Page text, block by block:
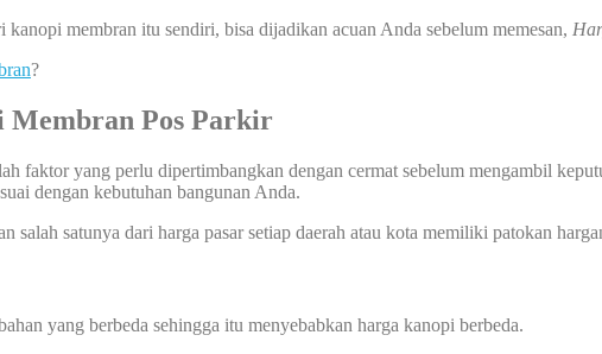
membran itu sendiri, bisa dijadikan acuan Anda sebelum memesan,
?
Membran Pos Parkir
faktor yang perlu dipertimbangkan dengan cermat sebelum mengambil
dengan kebutuhan bangunan Anda.
salah satunya dari harga pasar setiap daerah atau kota memiliki patokan
yang berbeda sehingga itu menyebabkan harga kanopi berbeda.